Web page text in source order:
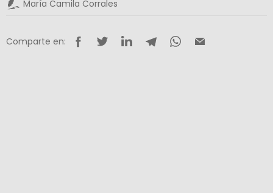
María Camila Corrales
Comparte en: